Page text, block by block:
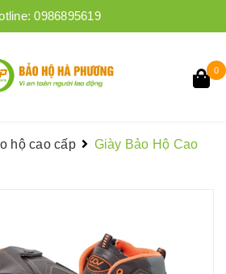
0986895619
0
hộ cao cấp
Giày Bảo Hộ Cao